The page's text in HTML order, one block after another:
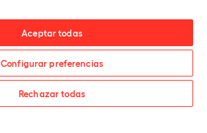
¿Te informamos?
Aceptar todas
Configurar preferencias
Rechazar todas